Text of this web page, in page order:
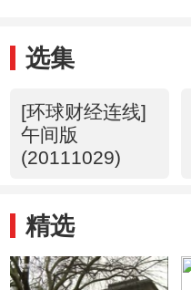
选集
[环球财经连线]
午间版
(20111029)
精选